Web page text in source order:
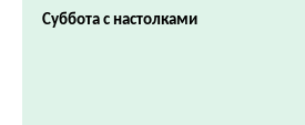
Суббота с настолками